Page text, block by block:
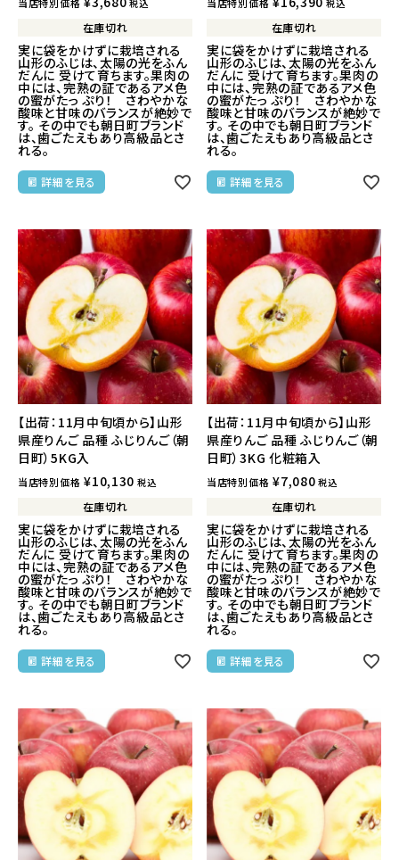
税込
在庫切れ
実に袋をかけずに栽培される
山形のふじは、太陽の光をふん
だんに 受けて育ちます。果肉の
中には、完熟の証であるアメ色
の蜜がたっ ぷり！ さわやかな
酸味と甘味のバランスが絶妙で
す。 その中でも朝日町ブランド
は、歯ごたえもあり高級品とさ
れる。
詳細を見る
税込
在庫切れ
実に袋をかけずに栽培される
山形のふじは、太陽の光をふん
だんに 受けて育ちます。果肉の
中には、完熟の証であるアメ色
の蜜がたっ ぷり！ さわやかな
酸味と甘味のバランスが絶妙で
す。 その中でも朝日町ブランド
は、歯ごたえもあり高級品とさ
れる。
詳細を見る
【出荷：11月中旬頃から】山形
県産りんご 品種 ふじりんご（朝
日町）5KG入
当店特別価格 ¥10,130 税込
在庫切れ
実に袋をかけずに栽培される
山形のふじは、太陽の光をふん
だんに 受けて育ちます。果肉の
中には、完熟の証であるアメ色
の蜜がたっ ぷり！ さわやかな
酸味と甘味のバランスが絶妙で
す。 その中でも朝日町ブランド
は、歯ごたえもあり高級品とさ
れる。
詳細を見る
【出荷：11月中旬頃から】山形
県産りんご 品種 ふじりんご（朝
日町）3KG 化粧箱入
当店特別価格 ¥7,080 税込
在庫切れ
実に袋をかけずに栽培される
山形のふじは、太陽の光をふん
だんに 受けて育ちます。果肉の
中には、完熟の証であるアメ色
の蜜がたっ ぷり！ さわやかな
酸味と甘味のバランスが絶妙で
す。 その中でも朝日町ブランド
は、歯ごたえもあり高級品とさ
れる。
詳細を見る